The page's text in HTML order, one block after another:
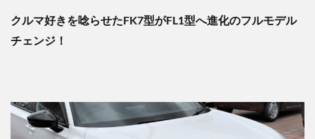
クルマ好きを唸らせたFK7型がFL1型へ進化のフルモデル
チェンジ！